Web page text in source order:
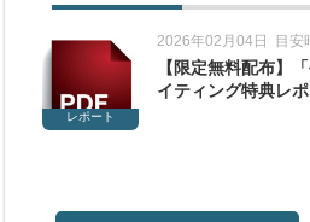
レポート
2026年02月04日 目安
【限定無料配布】
イティング特典レ